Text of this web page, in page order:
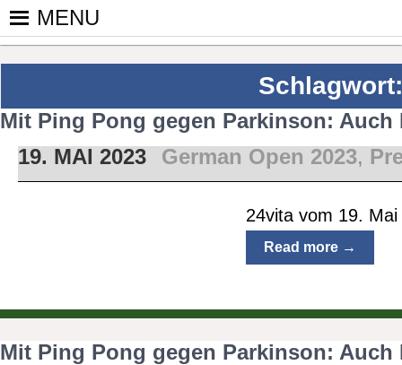
Skip
PINGPONGPARKINSON
ist der bundesweite Zusammenschluss von
Tischtennis – überwiegend ehrenamtlich um
MENU
Mit Ping Pong gegen Parkinson:
19. MAI 2023
German Open 2023,
24vita vom 19. Mai
Read more →
Mit Ping Pong gegen Parkinson: